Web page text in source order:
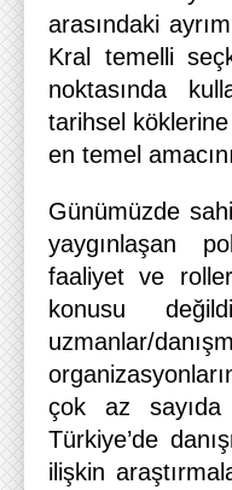
arasındaki
Kral temelli
noktasında
tarihsel
en temel
Günümüzde
yaygınlaşan
faaliyet ve
konusu
uzmanlar/
çok az
Türkiye’de
ilişkin